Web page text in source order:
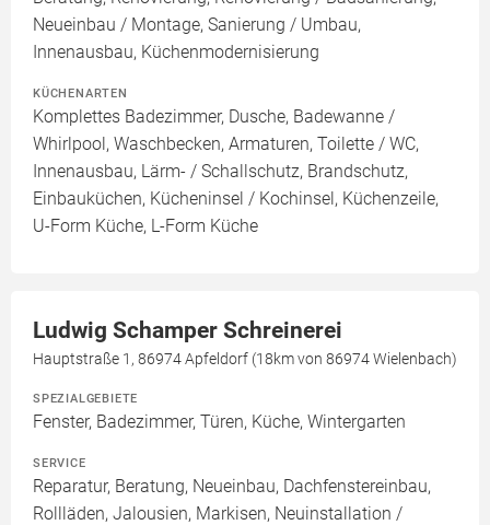
Neueinbau / Montage, Sanierung / Umbau,
Innenausbau, Küchenmodernisierung
KÜCHENARTEN
Komplettes Badezimmer, Dusche, Badewanne /
Whirlpool, Waschbecken, Armaturen, Toilette / WC,
Innenausbau, Lärm- / Schallschutz, Brandschutz,
Einbauküchen, Kücheninsel / Kochinsel, Küchenzeile,
U-Form Küche, L-Form Küche
Ludwig Schamper Schreinerei
Hauptstraße 1, 86974 Apfeldorf (18km von 86974 Wielenbach)
SPEZIALGEBIETE
Fenster, Badezimmer, Türen, Küche, Wintergarten
SERVICE
Reparatur, Beratung, Neueinbau, Dachfenstereinbau,
Rollläden, Jalousien, Markisen, Neuinstallation /